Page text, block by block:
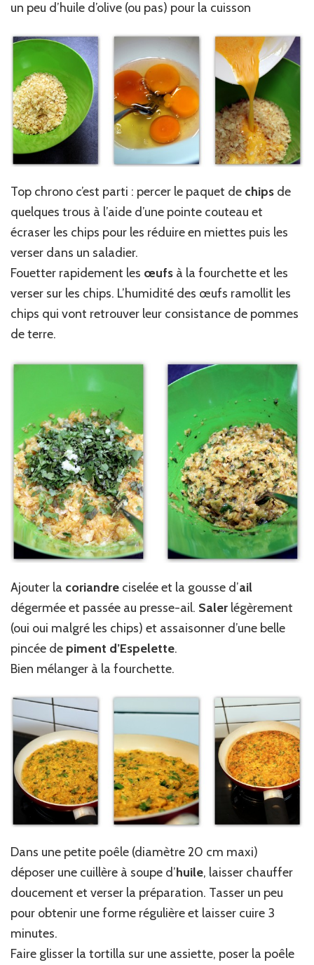
un peu d’huile d’olive (ou pas) pour la cuisson
Top chrono c’est parti : percer le paquet de chips de
quelques trous à l’aide d’une pointe couteau et
écraser les chips pour les réduire en miettes puis les
verser dans un saladier.
Fouetter rapidement les œufs à la fourchette et les
verser sur les chips. L’humidité des œufs ramollit les
chips qui vont retrouver leur consistance de pommes
de terre.
Ajouter la coriandre ciselée et la gousse d’ail
dégermée et passée au presse-ail. Saler légèrement
(oui oui malgré les chips) et assaisonner d’une belle
pincée de piment d’Espelette.
Bien mélanger à la fourchette.
Dans une petite poêle (diamètre 20 cm maxi)
déposer une cuillère à soupe d’huile, laisser chauffer
doucement et verser la préparation. Tasser un peu
pour obtenir une forme régulière et laisser cuire 3
minutes.
Faire glisser la tortilla sur une assiette, poser la poêle